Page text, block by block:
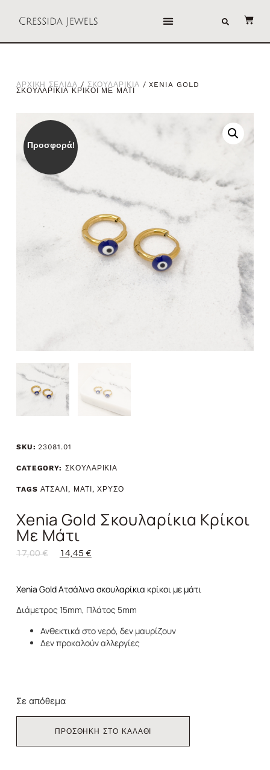
ΑΡΧΙΚΗ ΣΕΛΙΔΑ / ΣΚΟΥΛΑΡΙΚΙΑ / XENIA GOLD
ΣΚΟΥΛΑΡΙΚΙΑ ΚΡΙΚΟΙ ΜΕ ΜΑΤΙ
Προσφορά!
SKU:23081.01
CATEGORY: ΣΚΟΥΛΑΡΙΚΙΑ
TAGS ΑΤΣΑΛΙ, ΜΑΤΙ ,ΧΡΥΣΟ
Xenia Gold Σκουλαρίκια Κρίκοι
Με Μάτι
17,00€ 14,45 €
Xenia Gold Ατσάλινα σκουλαρίκια κρίκοι με μάτι
Διάμετρος 15mm, Πλάτος 5mm
Ανθεκτικά στο νερό, δεν μαυρίζουν
Δεν προκαλούν αλλεργίες
Σε απόθεμα
ΠΡΟΣΘΗΚΗ ΣΤΟ ΚΑΛΑΘΙ